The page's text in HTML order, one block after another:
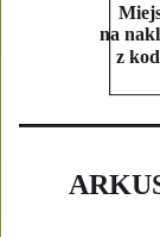
na
z